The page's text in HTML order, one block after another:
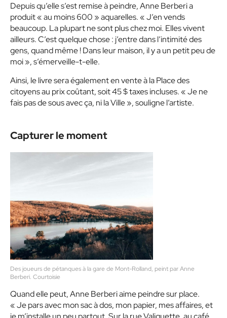
Depuis qu’elle s’est remise à peindre, Anne Berberi a
produit « au moins 600 » aquarelles. « J’en vends
beaucoup. La plupart ne sont plus chez moi. Elles vivent
ailleurs. C’est quelque chose : j’entre dans l’intimité des
gens, quand même ! Dans leur maison, il y a un petit peu de
moi », s’émerveille-t-elle.
Ainsi, le livre sera également en vente à la Place des
citoyens au prix coûtant, soit 45 $ taxes incluses. « Je ne
fais pas de sous avec ça, ni la Ville », souligne l’artiste.
Capturer le moment
Des joueurs de pétanques à la gare de Mont-Rolland, peint par Anne
Berberi. Courtoisie
Quand elle peut, Anne Berberi aime peindre sur place.
« Je pars avec mon sac à dos, mon papier, mes affaires, et